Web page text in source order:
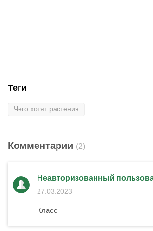
Теги
Чего хотят растения
Комментарии (2)
Неавторизованный
27.03.2023
Класс